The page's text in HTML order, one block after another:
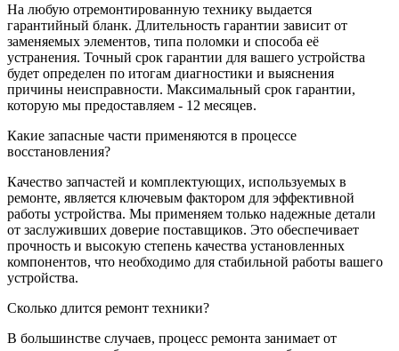
На любую отремонтированную технику выдается
гарантийный бланк. Длительность гарантии зависит от
заменяемых элементов, типа поломки и способа её
устранения. Точный срок гарантии для вашего устройства
будет определен по итогам диагностики и выяснения
причины неисправности. Максимальный срок гарантии,
которую мы предоставляем - 12 месяцев.
Какие запасные части применяются в процессе
восстановления?
Качество запчастей и комплектующих, используемых в
ремонте, является ключевым фактором для эффективной
работы устройства. Мы применяем только надежные детали
от заслуживших доверие поставщиков. Это обеспечивает
прочность и высокую степень качества установленных
компонентов, что необходимо для стабильной работы вашего
устройства.
Сколько длится ремонт техники?
В большинстве случаев, процесс ремонта занимает от